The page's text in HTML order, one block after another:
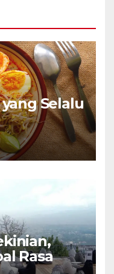
Selalu
Rasa